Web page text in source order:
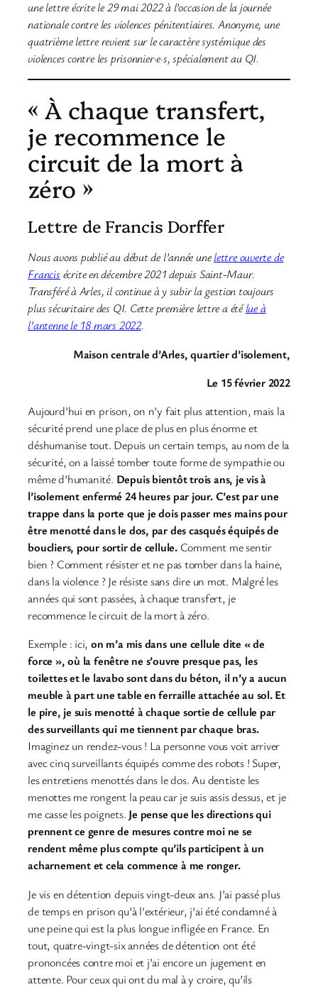
une lettre écrite le 29 mai 2022 à l’occasion de la journée
nationale contre les violences pénitentiaires. Anonyme, une
quatrième lettre revient sur le caractère systémique des
violences contre les prisonnier·e·s, spécialement au QI.
« À chaque transfert,
je recommence le
circuit de la mort à
zéro »
Lettre de Francis Dorffer
Nous avons publié au début de l’année unelettre ouverte de
Francis écrite en décembre 2021 depuis Saint-Maur.
Transféré à Arles, il continue à y subir la gestion toujours
plus sécuritaire des QI. Cette première lettre a étélue à
l’antenne le 18 mars 2022.
Maison centrale d’Arles, quartier d’isolement,
Le 15 février 2022
Aujourd’hui en prison, on n’y fait plus attention, mais la
sécurité prend une place de plus en plus énorme et
déshumanise tout. Depuis un certain temps, au nom de la
sécurité, on a laissé tomber toute forme de sympathie ou
même d’humanité. Depuis bientôt trois ans, je vis à
l’isolement enfermé 24 heures par jour. C’est par une
trappe dans la porte que je dois passer mes mains pour
être menotté dans le dos, par des casqués équipés de
boucliers, pour sortir de cellule.Comment me sentir
bien ? Comment résister et ne pas tomber dans la haine,
dans la violence ? Je résiste sans dire un mot. Malgré les
années qui sont passées, à chaque transfert, je
recommence le circuit de la mort à zéro.
Exemple : ici,on m’a mis dans une cellule dite « de
force », où la fenêtre ne s’ouvre presque pas, les
toilettes et le lavabo sont dans du béton, il n’y a aucun
meuble à part une table en ferraille attachée au sol. Et
le pire, je suis menotté à chaque sortie de cellule par
des surveillants qui me tiennent par chaque bras.
Imaginez un rendez-vous ! La personne vous voit arriver
avec cinq surveillants équipés comme des robots ! Super,
les entretiens menottés dans le dos. Au dentiste les
menottes me rongent la peau car je suis assis dessus, et je
me casse les poignets. Je pense que les directions qui
prennent ce genre de mesures contre moi ne se
rendent même plus compte qu’ils participent à un
acharnement et cela commence à me ronger.
Je vis en détention depuis vingt-deux ans. J’ai passé plus
de temps en prison qu’à l’extérieur, j’ai été condamné à
une peine qui est la plus longue infligée en France. En
tout, quatre-vingt-six années de détention ont été
prononcées contre moi et j’ai encore un jugement en
attente. Pour ceux qui ont du mal à y croire, qu’ils